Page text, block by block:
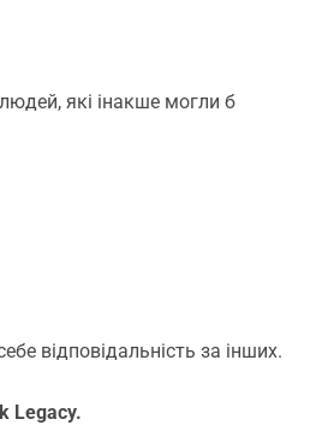
які інакше могли б
відповідальність за інших.
Legacy.